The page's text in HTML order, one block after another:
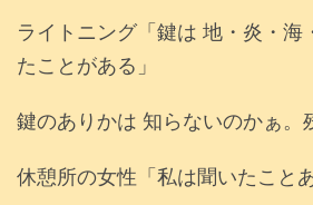
ライトニング「鍵は 地・炎・海
たことがある」
鍵のありかは 知らないのかぁ。
休憩所の女性「私は聞いたこと